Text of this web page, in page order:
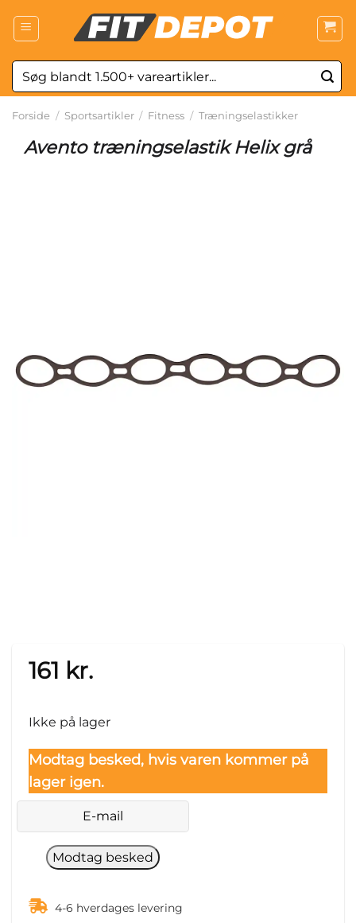
Søg
efter:
Forside / Sportsartikler / Fitness / Træningselastikker
Avento træningselastik Helix grå
161 kr.
Ikke på lager
Modtag besked, hvis varen kommer på
lager igen.
4-6 hverdages levering